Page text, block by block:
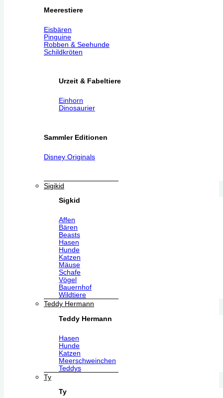
Meerestiere
Eisbären
Pinguine
Robben & Seehunde
Schildkröten
Urzeit & Fabeltiere
Einhorn
Dinosaurier
Sammler Editionen
Disney Originals
Sigikid
Sigkid
Affen
Bären
Beasts
Hasen
Hunde
Katzen
Mäuse
Schafe
Vögel
Bauernhof
Wildtiere
Teddy Hermann
Teddy Hermann
Hasen
Hunde
Katzen
Meerschweinchen
Teddys
Ty
Ty